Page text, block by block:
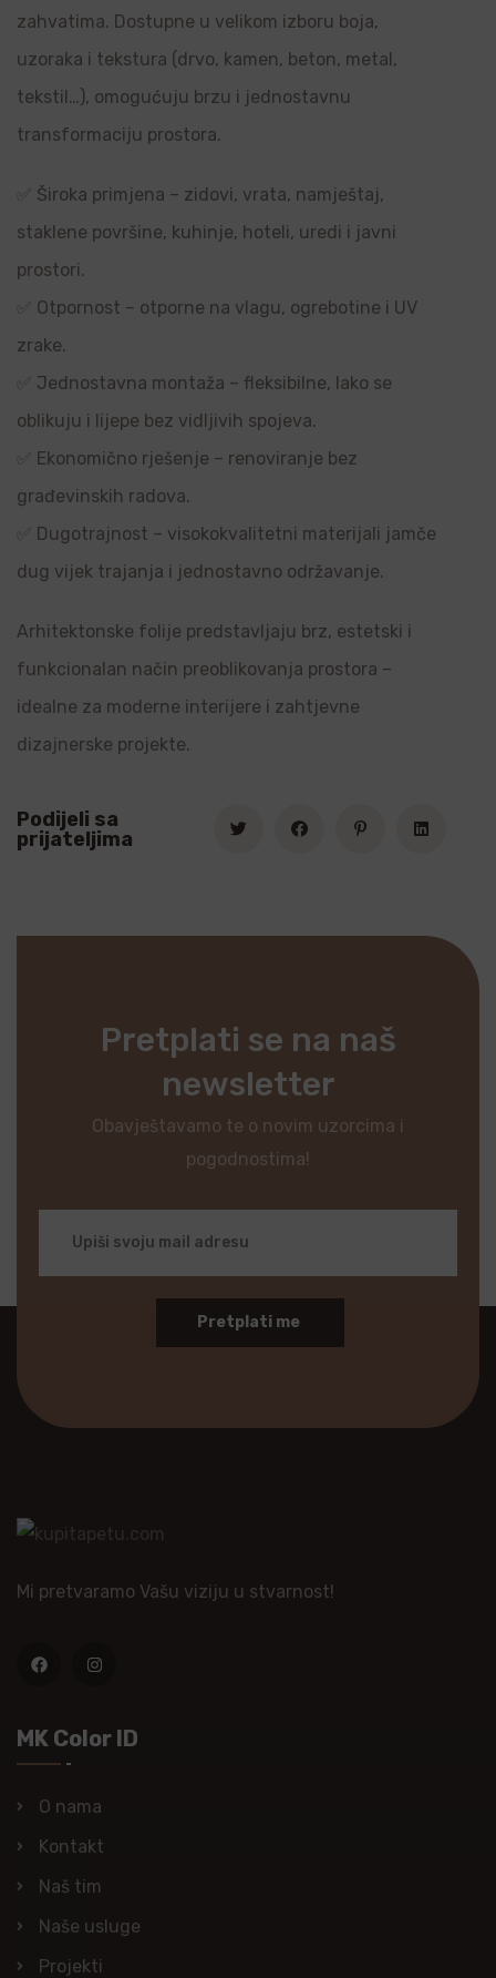
zahvatima. Dostupne u velikom izboru boja,
uzoraka i tekstura (drvo, kamen, beton, metal,
tekstil…), omogućuju brzu i jednostavnu
transformaciju prostora.
✅ Široka primjena – zidovi, vrata, namještaj,
staklene površine, kuhinje, hoteli, uredi i javni
prostori.
✅ Otpornost – otporne na vlagu, ogrebotine i UV
zrake.
✅ Jednostavna montaža – fleksibilne, lako se
oblikuju i lijepe bez vidljivih spojeva.
✅ Ekonomično rješenje – renoviranje bez
građevinskih radova.
✅ Dugotrajnost – visokokvalitetni materijali jamče
dug vijek trajanja i jednostavno održavanje.
Arhitektonske folije predstavljaju brz, estetski i
funkcionalan način preoblikovanja prostora –
idealne za moderne interijere i zahtjevne
dizajnerske projekte.
Podijeli sa
prijateljima
Pretplati se na naš
newsletter
Obavještavamo te o novim uzorcima i
pogodnostima!
Pretplati me
Mi pretvaramo Vašu viziju u stvarnost!
MK Color ID
O nama
Kontakt
Naš tim
Naše usluge
Projekti